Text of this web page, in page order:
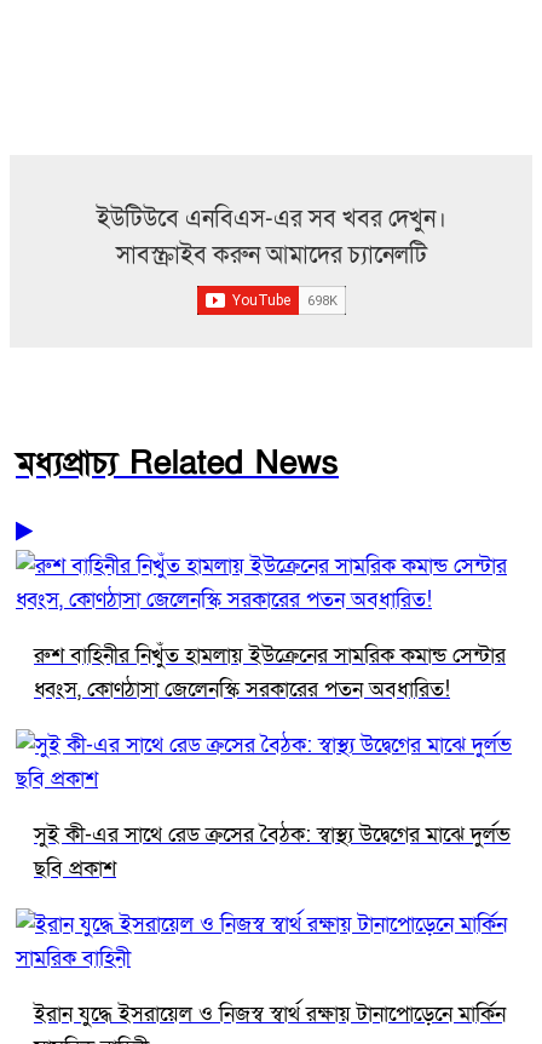
ইউটিউবে এনবিএস-এর সব খবর দেখুন।
সাবস্ক্রাইব করুন আমাদের চ্যানেলটি
মধ্যপ্রাচ্য Related News
রুশ বাহিনীর নিখুঁত হামলায় ইউক্রেনের সামরিক কমান্ড সেন্টার
ধ্বংস, কোণঠাসা জেলেনস্কি সরকারের পতন অবধারিত!
সুই কী-এর সাথে রেড ক্রসের বৈঠক: স্বাস্থ্য উদ্বেগের মাঝে দুর্লভ
ছবি প্রকাশ
ইরান যুদ্ধে ইসরায়েল ও নিজস্ব স্বার্থ রক্ষায় টানাপোড়েনে মার্কিন